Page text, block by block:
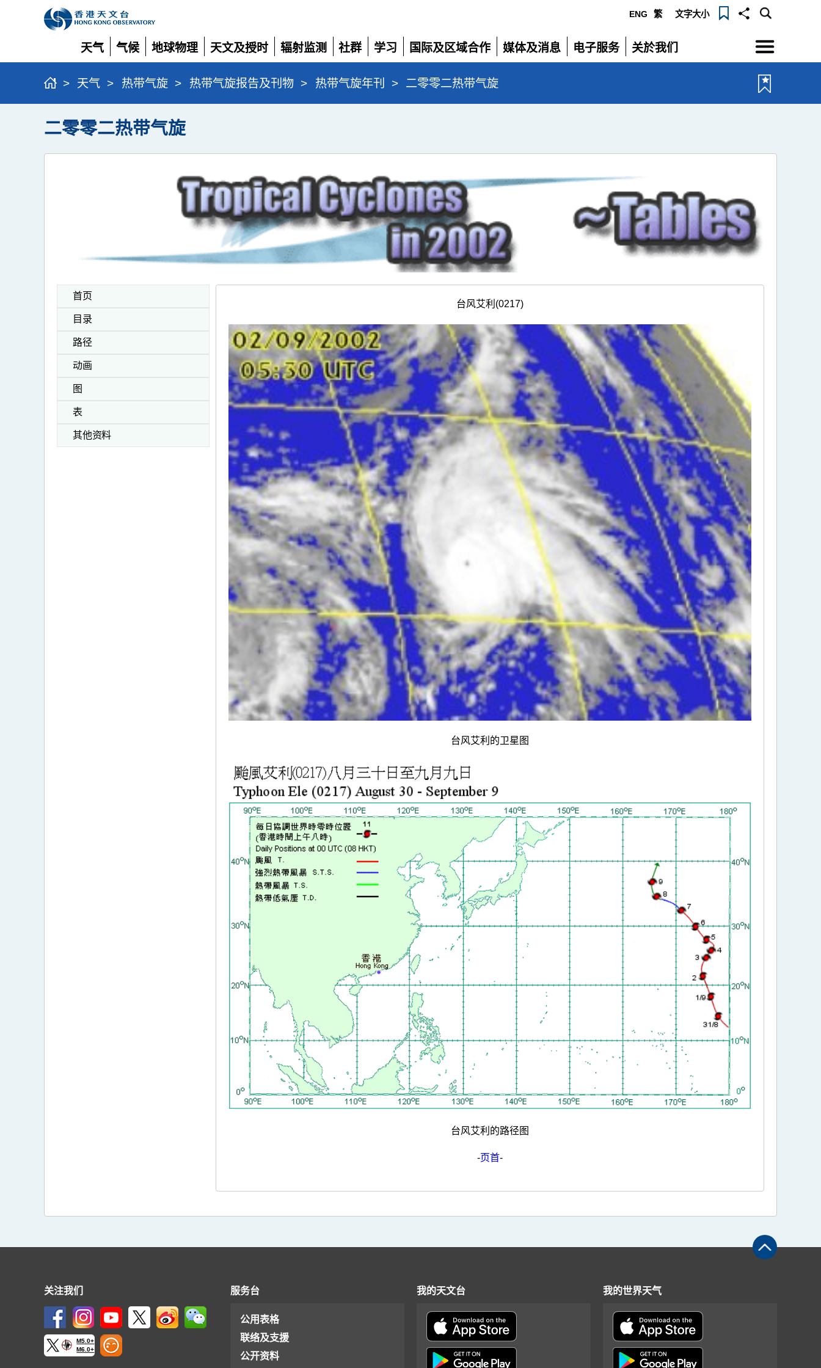
ENG 繁 文字大小
天气
展
开
气候
展
开
地球物理
展
开
天文及授时
展
开
辐射监测
展
开
社群
展
开
学习
展
开
国际及区域合作
展
开
媒体及消息
展
电子服务
展
关於我们
展
选
单
> 天气 > 热带气旋 > 热带气旋报告及刊物 > 热带气旋年刊 > 二零零二热带气旋
二零零二热带气旋
首页
目录
路径
动画
图
表
其他资料
台风艾利(0217)
台风艾利的卫星图
台风艾利的路径图
-页首-
关注我们
M5.0+
M6.0+
服务台
公用表格
联络及支援
公开资料
我的天文台 我的世界天气